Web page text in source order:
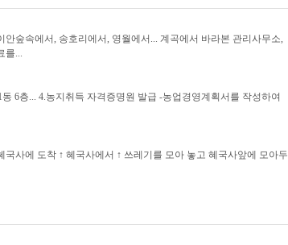
안숲속에서, 송호리에서, 영월에서... 계곡에서 바라본 관리사무소,
를...
6층... 4.농지취득 자격증명원 발급 -농업경영계획서를 작성하여
사에 도착 ↑ 혜국사에서 ↑ 쓰레기를 모아 놓고 혜국사앞에 모아두